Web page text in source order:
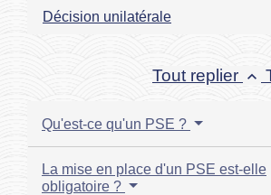
Décision unilatérale
Tout replier keyboard_arrow_up
Qu'est-ce qu'un PSE ?
La mise en place d'un PSE est-elle
obligatoire ?